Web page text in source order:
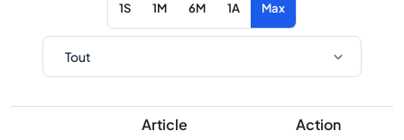
1S 1M 6M 1A Max
Article Action